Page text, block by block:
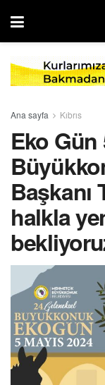
Ana sayfa Kıbrıs
Eko Gün
Başkanı
halkla